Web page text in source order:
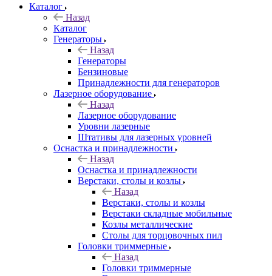
Каталог
Назад
Каталог
Генераторы
Назад
Генераторы
Бензиновые
Принадлежности для генераторов
Лазерное оборудование
Назад
Лазерное оборудование
Уровни лазерные
Штативы для лазерных уровней
Оснастка и принадлежности
Назад
Оснастка и принадлежности
Верстаки, столы и козлы
Назад
Верстаки, столы и козлы
Верстаки складные мобильные
Козлы металлические
Столы для торцовочных пил
Головки триммерные
Назад
Головки триммерные